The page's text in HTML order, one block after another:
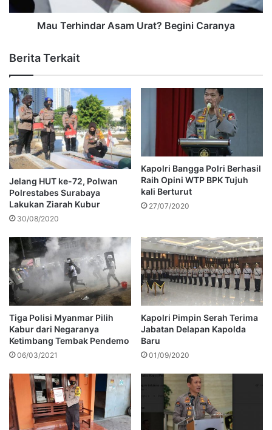
Mau Terhindar Asam Urat? Begini Caranya
Berita Terkait
Jelang HUT ke-72, Polwan
Polrestabes Surabaya
Lakukan Ziarah Kubur
30/08/2020
Kapolri Bangga Polri Berhasil
Raih Opini WTP BPK Tujuh
kali Berturut
27/07/2020
Tiga Polisi Myanmar Pilih
Kabur dari Negaranya
Ketimbang Tembak Pendemo
06/03/2021
Kapolri Pimpin Serah Terima
Jabatan Delapan Kapolda
Baru
01/09/2020